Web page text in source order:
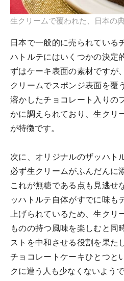
生クリームで覆われた、日本の
日本で一般的に売られている
ハトルテにはいくつかの決定
ずはケーキ表面の素材ですが
クリームでスポンジ表面を覆
溶かしたチョコレート入りの
かに調えられており、生クリ
が特徴です。
次に、オリジナルのザッハト
必ず生クリームがふんだんに
これが無糖である点も見逃せ
ッハトルテ自体がすでに味も
上げられているため、生クリ
ものの持つ風味を楽しむと同
ストを中和させる役割を果た
チョコレートケーキひとつと
クに遭う人も少なくないようで